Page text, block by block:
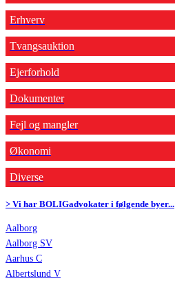
Erhverv
Tvangsauktion
Ejerforhold
Dokumenter
Fejl og mangler
Økonomi
Diverse
> Vi har BOLIGadvokater i følgende byer...
Aalborg
Aalborg SV
Aarhus C
Albertslund V